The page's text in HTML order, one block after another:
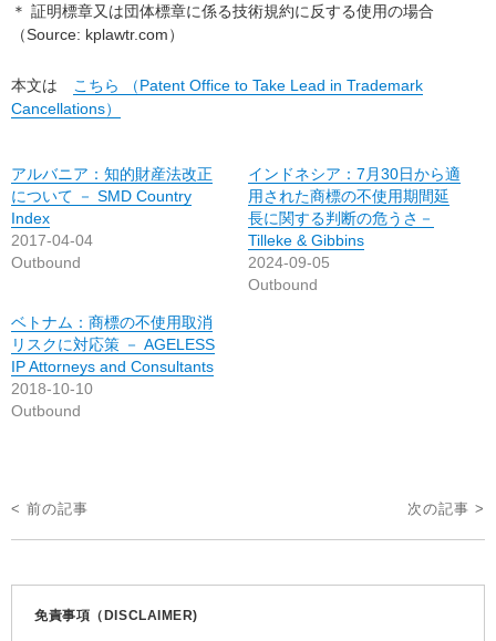
＊ 証明標章又は団体標章に係る技術規約に反する使用の場合
（Source: kplawtr.com）
本文は
こちら （Patent Office to Take Lead in Trademark
Cancellations）
アルバニア：知的財産法改正
について － SMD Country
Index
2017-04-04
Outbound
インドネシア：7月30日から適
用された商標の不使用期間延
長に関する判断の危うさ－
Tilleke & Gibbins
2024-09-05
Outbound
ベトナム：商標の不使用取消
リスクに対応策 － AGELESS
IP Attorneys and Consultants
2018-10-10
Outbound
投
稿
< 前の記事 次の記事 >
免責事項（DISCLAIMER)